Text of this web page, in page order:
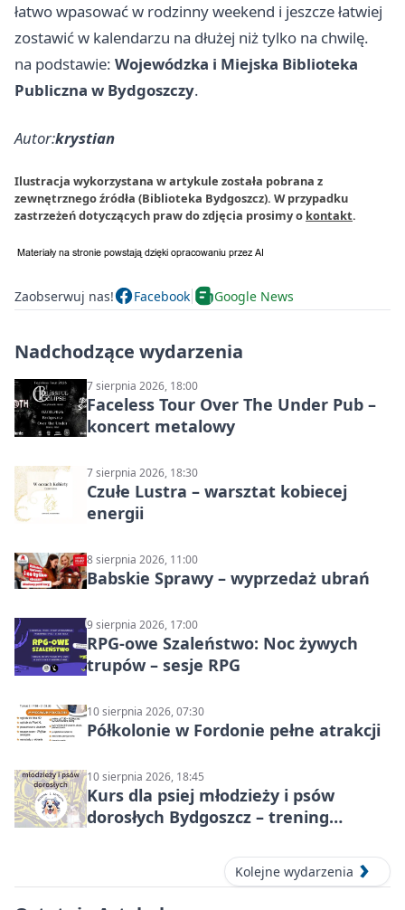
łatwo wpasować w rodzinny weekend i jeszcze łatwiej
zostawić w kalendarzu na dłużej niż tylko na chwilę.
na podstawie: Wojewódzka i Miejska Biblioteka
Publiczna w Bydgoszczy.
Autor:krystian
Ilustracja wykorzystana w artykule została pobrana z
zewnętrznego źródła (Biblioteka Bydgoszcz). W przypadku
zastrzeżeń dotyczących praw do zdjęcia prosimy o kontakt.
Zaobserwuj nas! Facebook Google News
Nadchodzące wydarzenia
7 sierpnia 2026, 18:00
Faceless Tour Over The Under Pub –
koncert metalowy
7 sierpnia 2026, 18:30
Czułe Lustra – warsztat kobiecej
energii
8 sierpnia 2026, 11:00
Babskie Sprawy – wyprzedaż ubrań
9 sierpnia 2026, 17:00
RPG-owe Szaleństwo: Noc żywych
trupów – sesje RPG
10 sierpnia 2026, 07:30
Półkolonie w Fordonie pełne atrakcji
10 sierpnia 2026, 18:45
Kurs dla psiej młodzieży i psów
dorosłych Bydgoszcz – trening
Kolejne wydarzenia